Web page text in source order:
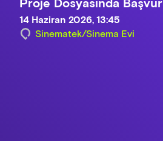
Proje Dosyasında
14 Haziran 2026, 13:45
Sinematek/Sinema Evi